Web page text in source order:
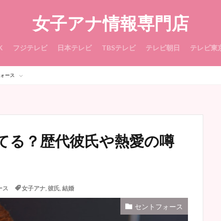
女子アナ情報専門店
フジテレビ 日本テレビ TBSテレビ テレビ朝日 テレビ東
ース
る？歴代彼氏や熱愛の噂
ス 女子アナ, 彼氏, 結婚
セントフォース